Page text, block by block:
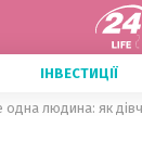
ІНВЕСТИЦІЇ
одна людина: як